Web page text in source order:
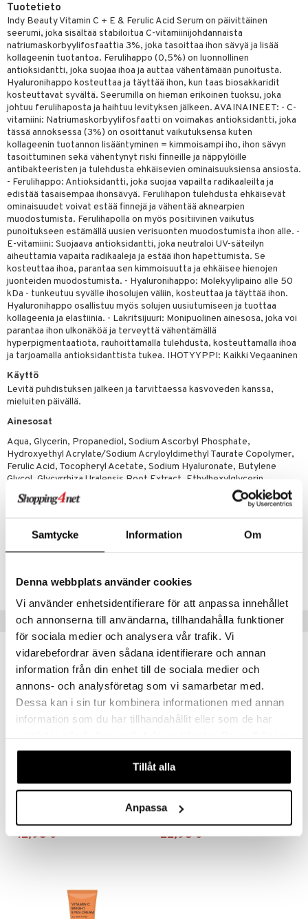
Samtycke Information Om
Denna webbplats använder cookies
Vi använder enhetsidentifierare för att anpassa innehållet
och annonserna till användarna, tillhandahålla funktioner
för sociala medier och analysera vår trafik. Vi
vidarebefordrar även sådana identifierare och annan
information från din enhet till de sociala medier och
annons- och analysföretag som vi samarbetar med.
Dessa kan i sin tur kombinera informationen med annan
information som du har tillhandahållit eller som de har
våra cookies vid fortsatt användande av vår webbplats.
Tillåt alla
Anpassa
Tuotetieto
Indy Beauty Vitamin C + E & Ferulic Acid Serum on päivittäinen
seerumi, joka sisältää stabiloitua C-vitamiinijohdannaista
natriumaskorbyylifosfaattia 3%, joka tasoittaa ihon sävyä ja lisää
kollageenin tuotantoa. Ferulihappo (0,5%) on luonnollinen
antioksidantti, joka suojaa ihoa ja auttaa vähentämään punoitusta.
Hyaluronihappo kosteuttaa ja täyttää ihon, kun taas biosakkaridit
kosteuttavat syvältä. Seerumilla on hieman erikoinen tuoksu, joka
johtuu ferulihaposta ja haihtuu levityksen jälkeen. AVAINAINEET: - C-
vitamiini: Natriumaskorbyylifosfaatti on voimakas antioksidantti, joka
tässä annoksessa (3%) on osoittanut vaikutuksensa kuten
kollageenin tuotannon lisääntyminen = kimmoisampi iho, ihon sävyn
tasoittuminen sekä vähentynyt riski finneille ja näppylöille
antibakteeristen ja tulehdusta ehkäisevien ominaisuuksiensa ansiosta.
- Ferulihappo: Antioksidantti, joka suojaa vapailta radikaaleilta ja
edistää tasaisempaa ihonsävyä. Ferulihapon tulehdusta ehkäisevät
ominaisuudet voivat estää finnejä ja vähentää aknearpien
muodostumista. Ferulihapolla on myös positiivinen vaikutus
punoitukseen estämällä uusien verisuonten muodostumista ihon alle. -
E-vitamiini: Suojaava antioksidantti, joka neutraloi UV-säteilyn
aiheuttamia vapaita radikaaleja ja estää ihon hapettumista. Se
kosteuttaa ihoa, parantaa sen kimmoisuutta ja ehkäisee hienojen
juonteiden muodostumista. - Hyaluronihappo: Molekyylipaino alle 50
kDa - tunkeutuu syvälle ihosolujen väliin, kosteuttaa ja täyttää ihon.
Hyaluronihappo osallistuu myös solujen uusiutumiseen ja tuottaa
kollageenia ja elastiinia. - Lakritsijuuri: Monipuolinen ainesosa, joka voi
parantaa ihon ulkonäköä ja terveyttä vähentämällä
hyperpigmentaatiota, rauhoittamalla tulehdusta, kosteuttamalla ihoa
ja tarjoamalla antioksidanttista tukea. IHOTYYPPI: Kaikki Vegaaninen
Käyttö
Levitä puhdistuksen jälkeen ja tarvittaessa kasvoveden kanssa,
mieluiten päivällä.
Ainesosat
Aqua, Glycerin, Propanediol, Sodium Ascorbyl Phosphate,
Hydroxyethyl Acrylate/Sodium Acryloyldimethyl Taurate Copolymer,
Ferulic Acid, Tocopheryl Acetate, Sodium Hyaluronate, Butylene
Glycol, Glycyrrhiza Uralensis Root Extract, Ethylhexylglycerin,
Polysorbate 60, Sorbitan Isostearate, Biosaccharide Gum-1, Sodium
Benzoate, Potassium Sorbate, Phenoxyethanol, Citric Acid
CIB46-IU-30-XX-XX
Vinkkejä sinulle
12,95 €
INDY BEAUTY
22,95 €
& Highlighter
Päivävoide
hoito
tarvikkeet
/ Kajaali
de parfum
de toilette
&
Lapset
Set
tuotteet
hoito
poisto
hoito
& saippuat
tuotteet
& Viikset
shave balm
shave lotion
de cologne
de toilette
tuotteet
poisto
hoito
& saippuat
10
1: Puhdistus
2: Kirkastus
3: Kosteutus
ja Vartalonhoito
ja naamiot
Huulten Hoito
Elixir
Happy
Happy For Men
Miehille
& Soujaus
& Ihonpuhdistus
& vastauksia